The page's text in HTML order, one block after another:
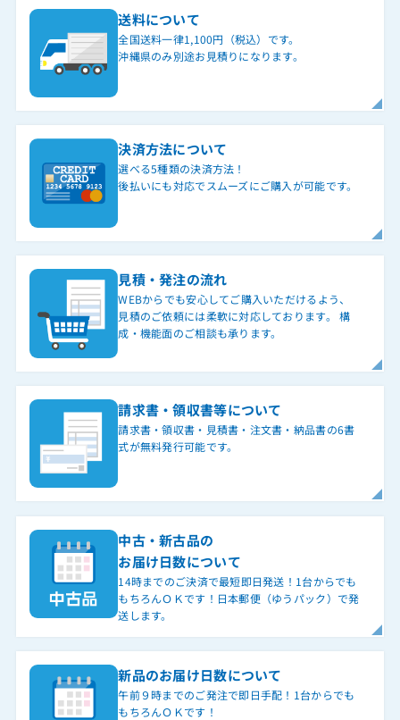
送料について
全国送料一律1,100円（税込）です。
沖縄県のみ別途お見積りになります。
決済方法について
選べる5種類の決済方法！
後払いにも対応でスムーズにご購入が可能です。
見積・発注の流れ
WEBからでも安心してご購入いただけるよう、
見積のご依頼には柔軟に対応しております。 構
成・機能面のご相談も承ります。
請求書・領収書等について
請求書・領収書・見積書・注文書・納品書の6書
式が無料発行可能です。
中古・新古品の
お届け日数について
14時までのご決済で最短即日発送！1台からでも
もちろんＯＫです！日本郵便（ゆうパック）で発
送します。
新品のお届け日数について
午前９時までのご発注で即日手配！1台からでも
もちろんＯＫです！